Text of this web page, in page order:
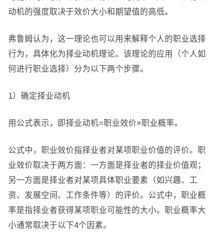
动机的强度取决于效价大小和期望值的高低。
弗鲁姆认为，这一理论也可以用来解释个人的职业选择
行为，具体化为择业动机理论。该理论的应用（个人如
何进行职业选择）分为以下两个步骤。
1）确定择业动机
用公式表示，即择业动机=职业效价×职业概率。
公式中，职业效价指择业者对某项职业价值的评价。职
业效价取决于两方面：一方面是择业者的择业价值观；
另一方面是择业者对某项具体职业要素（如兴趣、工
资、发展空间、工作条件等）的评价。公式中，职业概
率是指择业者获得某项职业可能性的大小。职业概率大
小通常取决于以下4个因素。